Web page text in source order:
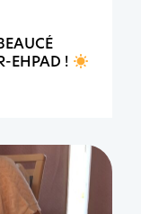
EHPAD !